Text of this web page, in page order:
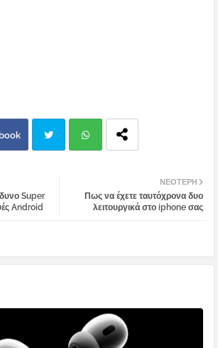
tter atsa
ΝΕΌΤΕΡΗ
Πως να έχετε ταυτόχρονα δυο
λειτουργικά στο iphone σας
Super
Android